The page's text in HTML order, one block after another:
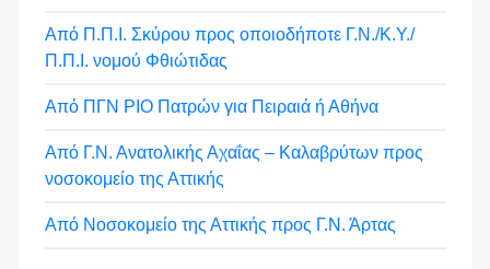
Από Π.Π.Ι. Σκύρου προς οποιοδήποτε Γ.Ν./Κ.Υ./
Π.Π.Ι. νομού Φθιώτιδας
Από ΠΓΝ ΡΙΟ Πατρών για Πειραιά ή Αθήνα
Από Γ.Ν. Ανατολικής Αχαΐας – Καλαβρύτων προς
νοσοκομείο της Αττικής
Από Νοσοκομείο της Αττικής προς Γ.Ν. Άρτας